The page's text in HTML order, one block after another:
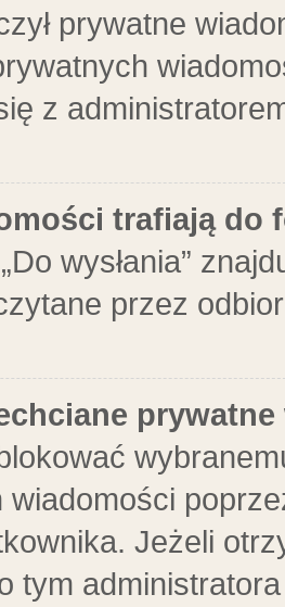
prywatne
z
trafiają do
wysłania”
przez
wiadomości
Jeżeli
tym